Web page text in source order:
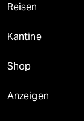
Reisen
Kantine
Shop
Anzeigen